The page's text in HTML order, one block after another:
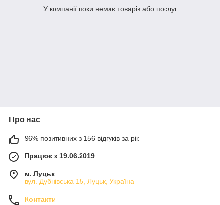
У компанії поки немає товарів або послуг
Про нас
96% позитивних з 156 відгуків за рік
Працює з 19.06.2019
м. Луцьк
вул. Дубнівська 15, Луцьк, Україна
Контакти